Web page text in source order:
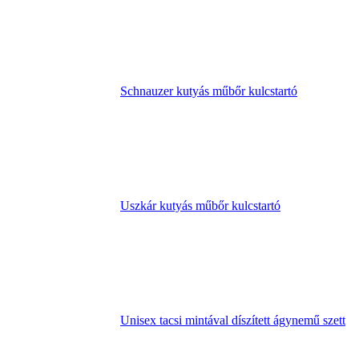
Schnauzer kutyás műbőr kulcstartó
Uszkár kutyás műbőr kulcstartó
Unisex tacsi mintával díszített ágynemű szett